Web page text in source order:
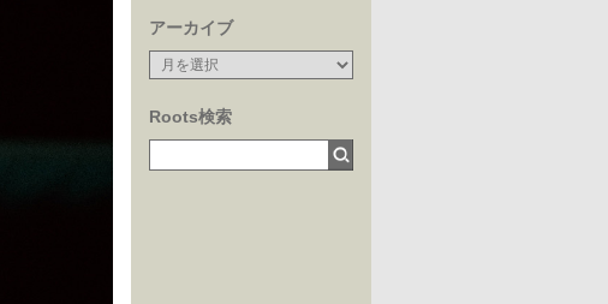
アーカイブ
Roots検索